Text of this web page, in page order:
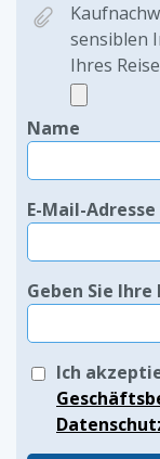
sensiblen
Ihres
Name
E-Mail-Adresse
Geben Sie
Ich